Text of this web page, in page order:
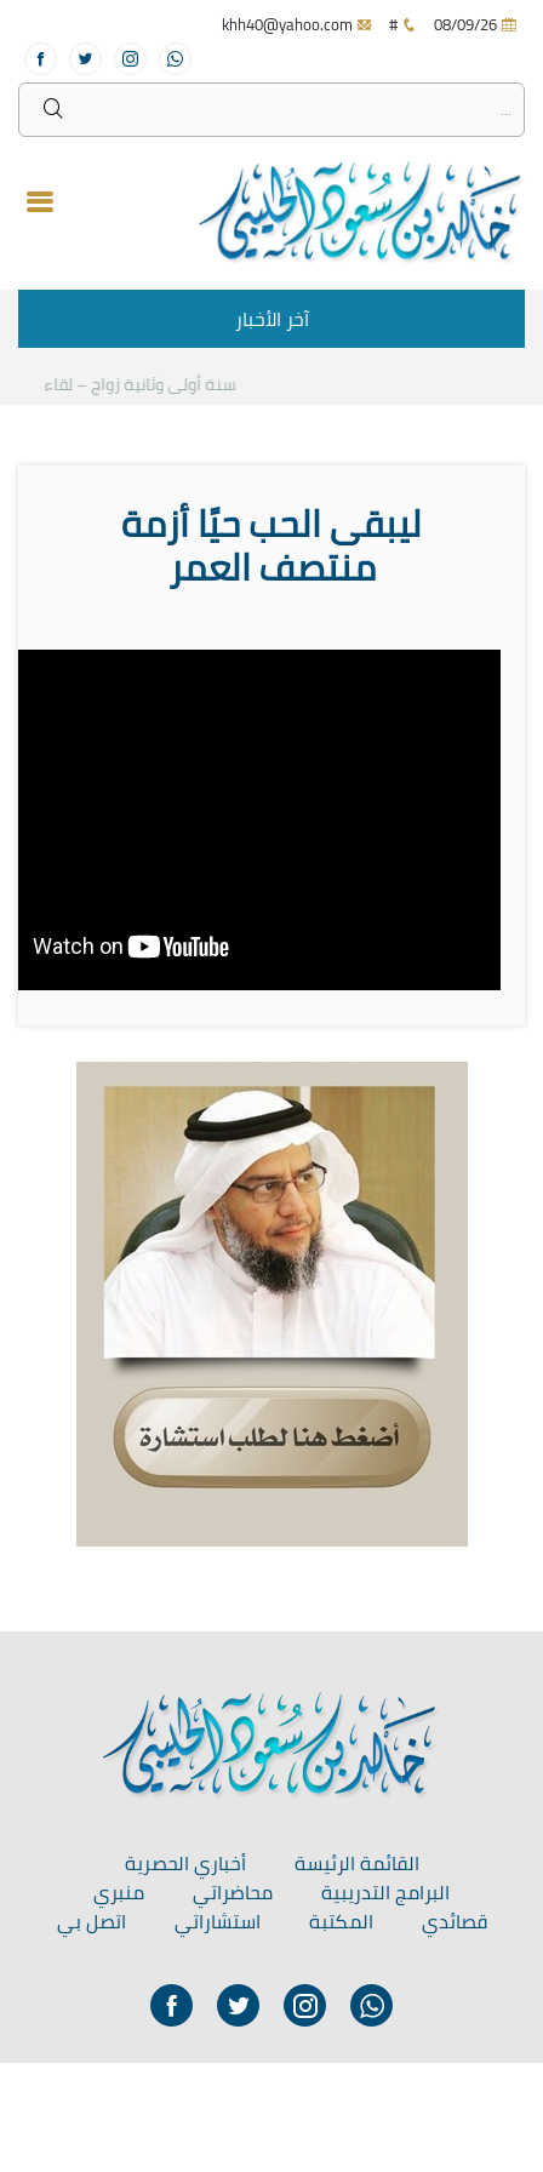
#
آخر الأخبار
سنة أولى وثانية زواج – لقاء مع
ليبقى الحب حيًا أزمة
منتصف العمر
القائمة الرئيسة
أخباري الحصرية
البرامج التدريبية
محاضراتي
منبري
قصائدي
المكتبة استشاراتي اتصل بي